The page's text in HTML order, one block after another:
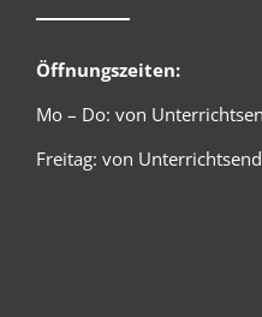
Öffnungszeiten:
Mo – Do: von
Freitag: von